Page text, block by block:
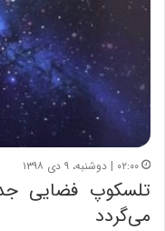
۰۲:۰۰ | دوشنبه، ۹ دی ۱۳۹۸
تلسکوپ فضایی
می‌گردد